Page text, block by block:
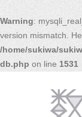
Warning:
version mismatch.
/home/sukiwa/
db.php on line 1531